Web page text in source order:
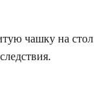
чашку на